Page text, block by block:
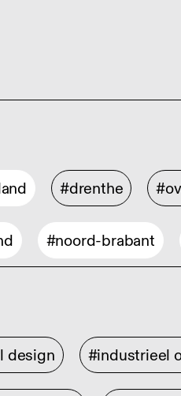
#drenthe
#noord-brabant
design #industrieel